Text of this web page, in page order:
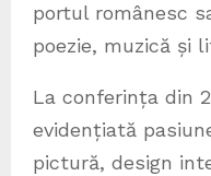
portul românesc
poezie, muzică și
La conferința din
evidențiată
pictură, design